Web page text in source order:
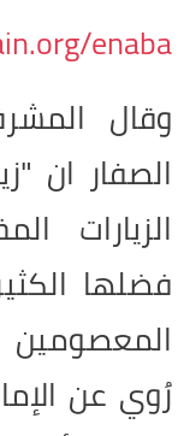
enaba
وقال
الصفار ان
الزيارات
فضلها
المعصومين
رُوي عن